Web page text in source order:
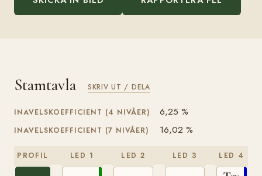
Stamtavla SKRIV UT / DELA
INAVELSKOEFFICIENT (4 NIVÅER) 6,25 %
INAVELSKOEFFICIENT (7 NIVÅER) 16,02 %
PROFIL LED 1 LED 2 LED 3 LED 4